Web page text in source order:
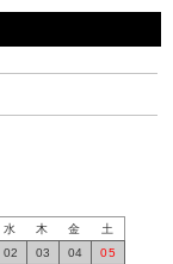
水 木 金
土
02 03 04
05